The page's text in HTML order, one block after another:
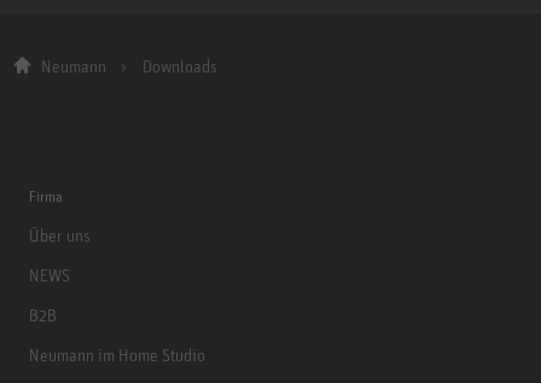
Neumann Downloads
Firma
Über uns
NEWS
B2B
Neumann im Home Studio